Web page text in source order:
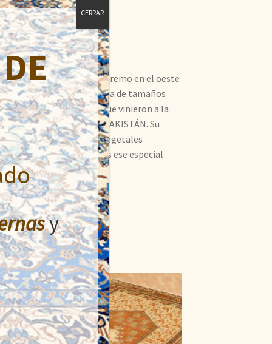
río y un distrito en el extremo en el oeste
observan una amplia gama de tamaños
los nómadas de Tirkic, que vinieron a la
se anudan a mano en PAKISTÁN. Su
se tinta con texturas vegetales
la piedra para otorgarles ese especial
y
CERRAR